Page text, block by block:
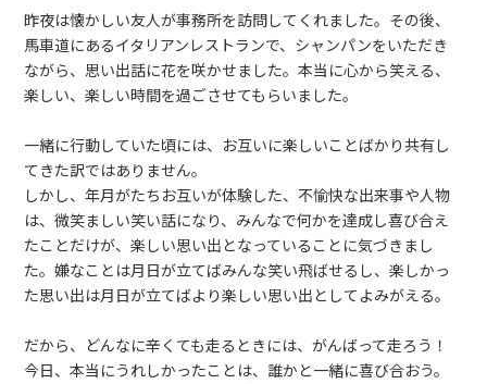
昨夜は懐かしい友人が事務所を訪問してくれました。その後、
馬車道にあるイタリアンレストランで、シャンパンをいただき
ながら、思い出話に花を咲かせました。本当に心から笑える、
楽しい、楽しい時間を過ごさせてもらいました。
一緒に行動していた頃には、お互いに楽しいことばかり共有し
てきた訳ではありません。
しかし、年月がたちお互いが体験した、不愉快な出来事や人物
は、微笑ましい笑い話になり、みんなで何かを達成し喜び合え
たことだけが、楽しい思い出となっていることに気づきまし
た。嫌なことは月日が立てばみんな笑い飛ばせるし、楽しかっ
た思い出は月日が立てばより楽しい思い出としてよみがえる。
だから、どんなに辛くても走るときには、がんばって走ろう！
今日、本当にうれしかったことは、誰かと一緒に喜び合おう。